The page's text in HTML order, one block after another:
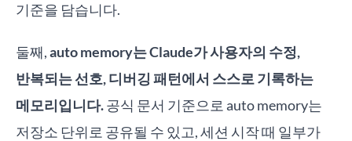
기준을 담습니다.
둘째,auto memory는 Claude가 사용자의 수정,
반복되는 선호, 디버깅 패턴에서 스스로 기록하는
메모리입니다.공식 문서 기준으로 auto memory는
저장소 단위로 공유될 수 있고, 세션 시작 때 일부가